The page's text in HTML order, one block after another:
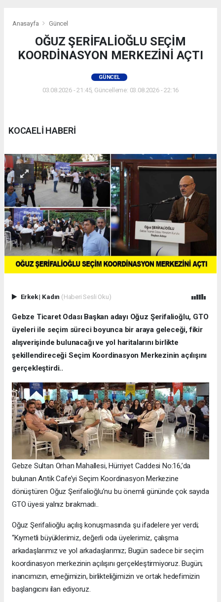
Anasayfa Güncel
OĞUZ ŞERİFALİOĞLU SEÇİM
KOORDİNASYON MERKEZİNİ AÇTI
GÜNCEL
03.08.2026 - 21:45, Güncelleme: 03.08.2026 - 22:16
KOCAELİ HABERİ
Erkek| Kadın (Haberi Sesli Oku)
Gebze Ticaret Odası Başkan adayı Oğuz Şerifalioğlu, GTO
üyeleri ile seçim süreci boyunca bir araya geleceği, fikir
alışverişinde bulunacağı ve yol haritalarını birlikte
şekillendireceği Seçim Koordinasyon Merkezinin açılışını
gerçekleştirdi..
Gebze Sultan Orhan Mahallesi, Hürriyet Caddesi No:16,’da
bulunan Antik Cafe’yi Seçim Koordinasyon Merkezine
dönüştüren Oğuz Şerifalioğlu’nu bu önemli gününde çok sayıda
GTO üyesi yalnız bırakmadı..
Oğuz Şerifalioğlu açılış konuşmasında şu ifadelere yer verdi;
“Kıymetli büyüklerimiz, değerli oda üyelerimiz, çalışma
arkadaşlarımız ve yol arkadaşlarımız; Bugün sadece bir seçim
koordinasyon merkezinin açılışını gerçekleştirmiyoruz. Bugün;
inancımızın, emeğimizin, birlikteliğimizin ve ortak hedefimizin
başlangıcını ilan ediyoruz.